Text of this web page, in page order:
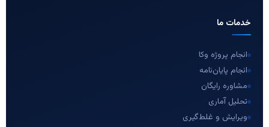
خدمات ما
انجام پروژه وکا
انجام پایان‌نامه
مشاوره رایگان
تحلیل آماری
ویرایش و غلط‌گیری